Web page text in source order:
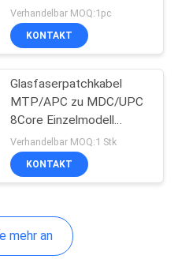
Optikverbindungskabel-
24
Verhandelbar MOQ:1pc
KONTAKT
Glasfaserpatchkabel
MTP/APC zu MDC/UPC
8Core Einzelmodell
OFNP Stammkabel
Glasfaserpatchkabel
8Fiber MTP zu MDC SM
Verhandelbar MOQ:1 Stk
KONTAKT
mehr an